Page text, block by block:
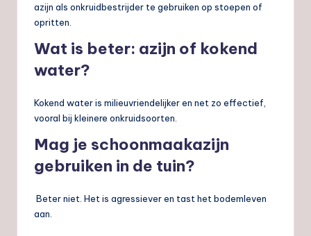
azijn als onkruidbestrijder te gebruiken op stoepen of
opritten.
Wat is beter: azijn of kokend
water?
Kokend water is milieuvriendelijker en net zo effectief,
vooral bij kleinere onkruidsoorten.
Mag je schoonmaakazijn
gebruiken in de tuin?
Beter niet. Het is agressiever en tast het bodemleven
aan.